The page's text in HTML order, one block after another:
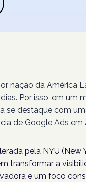
nação da América
Por isso, em um
se destaque com
de Google Ads em
pela NYU (New
transformar a
e um foco